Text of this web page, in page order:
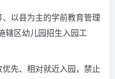
以县为主的学前教育管理
辖区幼儿园招生入园工
先、相对就近入园，禁止